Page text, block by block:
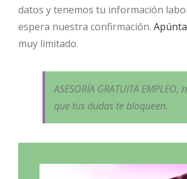
datos y tenemos tu información
espera nuestra confirmación.
muy limitado.
ASESORÍA GRATUITA EMPLEO,
que tus dudas te bloqueen.